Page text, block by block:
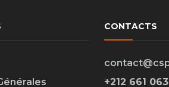
CONTACTS
+212 661